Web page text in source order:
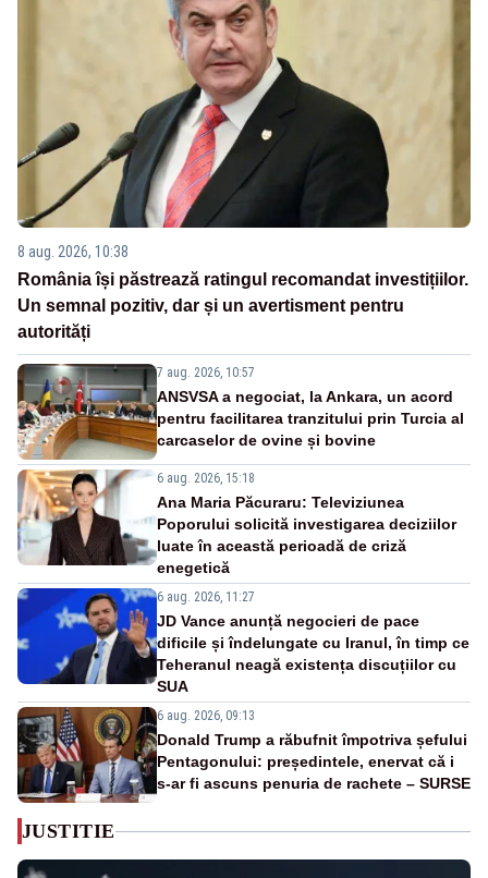
8 aug. 2026, 10:38
România își păstrează ratingul recomandat investițiilor.
Un semnal pozitiv, dar și un avertisment pentru
autorități
7 aug. 2026, 10:57
ANSVSA a negociat, la Ankara, un acord
pentru facilitarea tranzitului prin Turcia al
carcaselor de ovine și bovine
6 aug. 2026, 15:18
Ana Maria Păcuraru: Televiziunea
Poporului solicită investigarea deciziilor
luate în această perioadă de criză
enegetică
6 aug. 2026, 11:27
JD Vance anunță negocieri de pace
dificile și îndelungate cu Iranul, în timp ce
Teheranul neagă existența discuțiilor cu
SUA
6 aug. 2026, 09:13
Donald Trump a răbufnit împotriva șefului
Pentagonului: președintele, enervat că i
s-ar fi ascuns penuria de rachete – SURSE
JUSTITIE